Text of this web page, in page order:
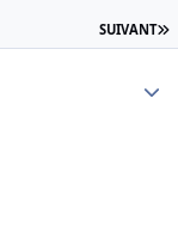
SUIVANT